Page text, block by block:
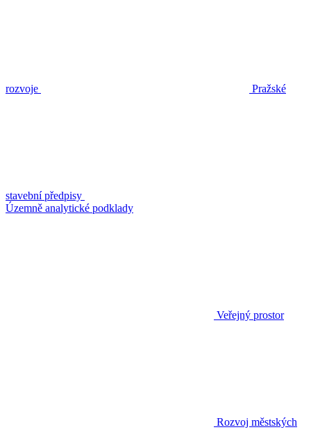
rozvoje Pražské
stavební předpisy
Územně analytické podklady
Veřejný prostor
Rozvoj městských